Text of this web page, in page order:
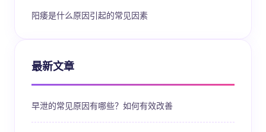
阳痿是什么原因引起的常见因素
最新文章
早泄的常见原因有哪些？如何有效改善